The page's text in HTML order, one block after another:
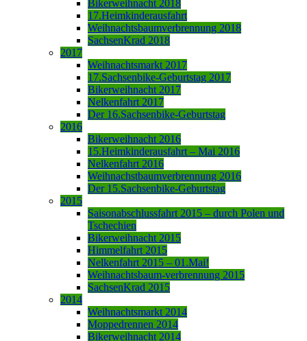
Bikerweihnacht 2018
17.Heimkinderausfahrt
Weihnachtsbaumverbrennung 2018
SachsenKrad 2018
2017
Weihnachtsmarkt 2017
17.Sachsenbike-Geburtstag 2017
Bikerweihnacht 2017
Nelkenfahrt 2017
Der 16.Sachsenbike-Geburtstag
2016
Bikerweihnacht 2016
15.Heimkinderausfahrt – Mai 2016
Nelkenfahrt 2016
Weihnachstbaumverbrennung 2016
Der 15.Sachsenbike-Geburtstag
2015
Saisonabschlussfahrt 2015 – durch Polen und
Tschechien
Bikerweihnacht 2015
Himmelfahrt 2015
Nelkenfahrt 2015 – 01.Mai!
Weihnachtsbaum-verbrennung 2015
SachsenKrad 2015
2014
Weihnachtsmarkt 2014
Moppedrennen 2014
Bikerweihnacht 2014